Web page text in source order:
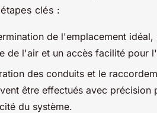
clés :
de l'emplacement
de l'air et un accès facilité pour
des conduits et le
être effectués avec précision
du système.